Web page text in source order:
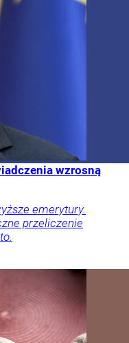
wzrosną
emerytury.
przeliczenie